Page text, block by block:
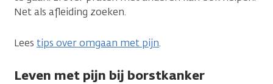
Net als afleiding zoeken.
Lees tips over omgaan met pijn.
Leven met pijn bij borstkanker